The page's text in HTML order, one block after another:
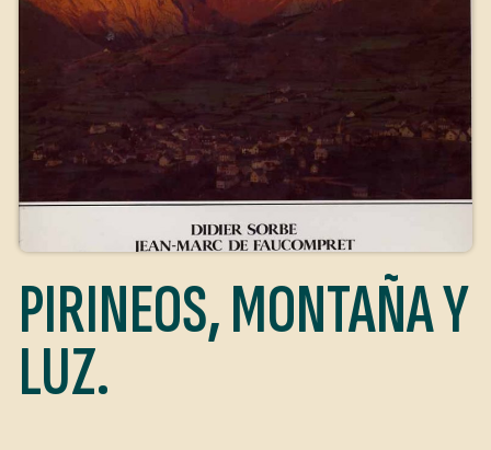
PIRINEOS, MONTAÑA Y
LUZ.